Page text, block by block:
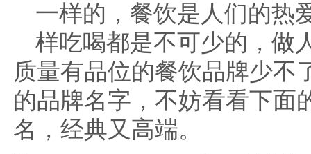
一样的，餐饮是人们的热
样吃喝都是不可少的，做
质量有品位的餐饮品牌少不
的品牌名字，不妨看看下面
名，经典又高端。